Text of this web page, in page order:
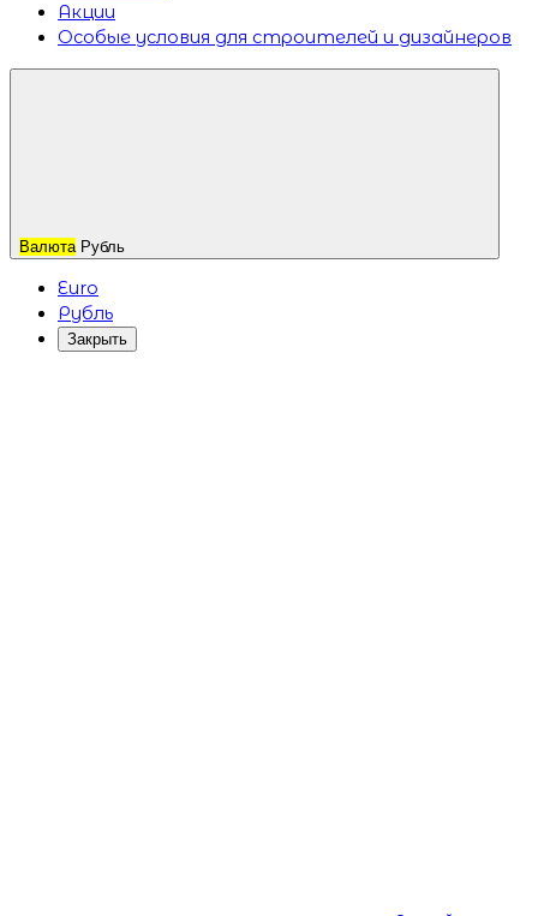
Акции
Особые условия для строителей и дизайнеров
Валюта Рубль
Euro
Рубль
Закрыть